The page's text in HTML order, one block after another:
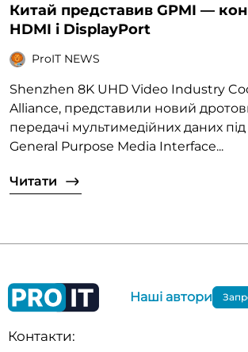
Китай представив GPMI —
HDMI і DisplayPort
ProIT NEWS
Shenzhen 8K UHD Video Industry
Alliance, представили новий
передачі мультимедійних даних
General Purpose Media Interface...
Читати
Контакти:
Наші автори